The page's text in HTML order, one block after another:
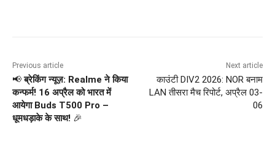
Previous article
📢ब्रेकिंग न्यूज़: Realme ने किया
कन्फर्म! 16 अप्रैल को भारत में
आयेगा Buds T500 Pro –
धूमधड़ाके के साथ! 🎉
Next article
काउंटी DIV2 2026: NOR बनाम
LAN तीसरा मैच रिपोर्ट, अप्रैल 03-
06